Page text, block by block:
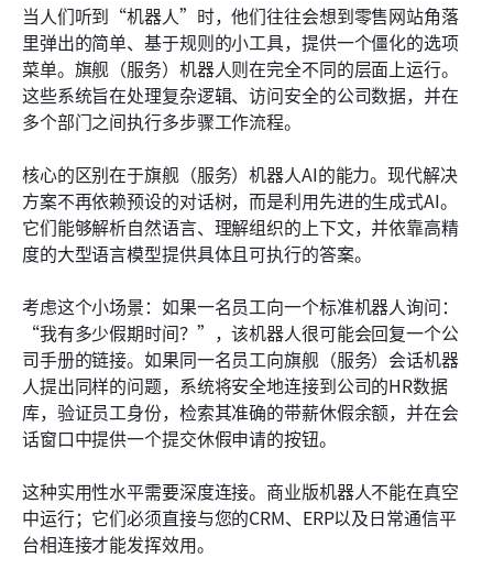
当人们听到“机器人”时，他们往往会想到零售网站角落
里弹出的简单、基于规则的小工具，提供一个僵化的选项
菜单。旗舰（服务）机器人则在完全不同的层面上运行。
这些系统旨在处理复杂逻辑、访问安全的公司数据，并在
多个部门之间执行多步骤工作流程。
核心的区别在于旗舰（服务）机器人AI的能力。现代解决
方案不再依赖预设的对话树，而是利用先进的生成式AI。
它们能够解析自然语言、理解组织的上下文，并依靠高精
度的大型语言模型提供具体且可执行的答案。
考虑这个小场景：如果一名员工向一个标准机器人询问：
“我有多少假期时间？”，该机器人很可能会回复一个公
司手册的链接。如果同一名员工向旗舰（服务）会话机器
人提出同样的问题，系统将安全地连接到公司的HR数据
库，验证员工身份，检索其准确的带薪休假余额，并在会
话窗口中提供一个提交休假申请的按钮。
这种实用性水平需要深度连接。商业版机器人不能在真空
中运行；它们必须直接与您的CRM、ERP以及日常通信平
台相连接才能发挥效用。